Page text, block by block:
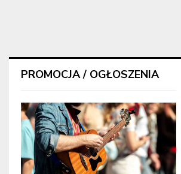
PROMOCJA / OGŁOSZENIA